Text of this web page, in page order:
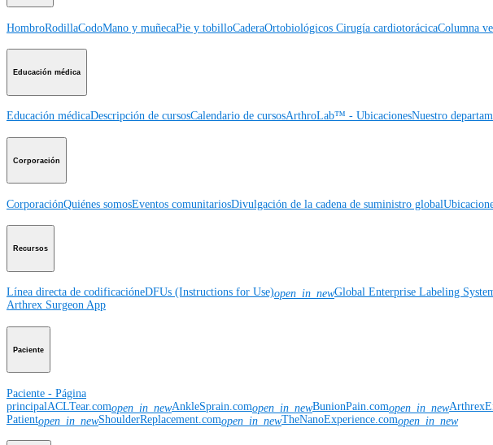
HombroRodillaCodoMano y muñecaPie y tobilloCaderaOrtobiológicos Cirugía cardiotorácicaColumna
Educación médica
Educación médicaDescripción de cursosCalendario de cursosArthroLab™ - UbicacionesNuestro
Corporación
CorporaciónQuiénes somosEventos comunitariosDivulgación de la cadena de suministro global
Recursos
Línea directa de codificacióneDFUs (Instructions for Use)open_in_newGlobal Enterprise Labeling
Arthrex Surgeon App
Paciente
Paciente - Página
principal ACLTear.comopen_in_newAnkleSprain.comopen_in_newBunionPain.comopen_in_new
Patientopen_in_newShoulderReplacement.comopen_in_newTheNanoExperience.comopen_in_new